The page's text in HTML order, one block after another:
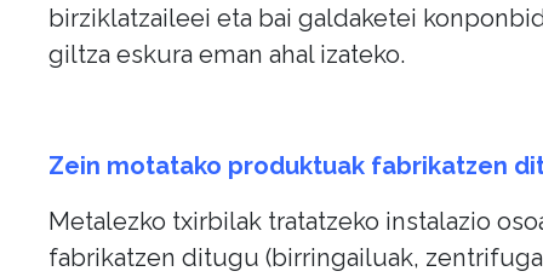
birziklatzaileei eta bai galdaketei
giltza eskura eman ahal izateko.
Zein motatako produktuak fabrikatzen
Metalezko txirbilak tratatzeko instalazio
fabrikatzen ditugu (birringailuak,